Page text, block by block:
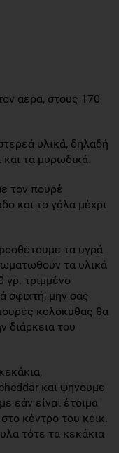
αέρα, στους 170
υλικά, δηλαδή
τα μυρωδικά.
τον πουρέ
και το γάλα μέχρι
τα υγρά
τα υλικά
γρ. τριμμένο
σφιχτή, μην σας
κολοκύθας θα
διάρκεια του
και ψήνουμε
εάν είναι έτοιμα
κέντρο του κέικ.
τότε τα κεκάκια